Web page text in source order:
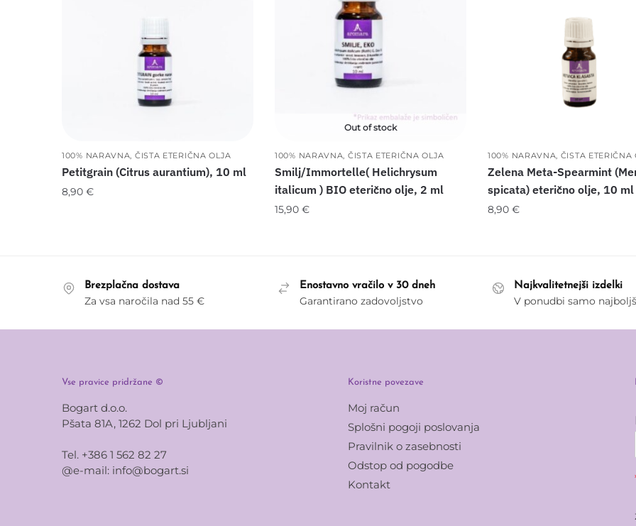
100% NARAVNA, ČISTA ETERIČNA OLJA
Petitgrain (Citrus aurantium), 10 ml
8,90€
Out of stock
100% NARAVNA, ČISTA ETERIČNA OLJA
Smilj/Immortelle( Helichrysum
italicum ) BIO eterično olje, 2 ml
15,90€
100% NARAVNA, ČISTA ETERIČNA
Zelena Meta-Spearmint
spicata) eterično olje, 10 ml
8,90 €
Brezplačna dostava
Za vsa naročila nad 55 €
Enostavno vračilo v 30 dneh
Garantirano zadovoljstvo
Najkvalitetnejši izdelki
V ponudbi samo
Vse pravice pridržane ©
Bogart d.o.o.
Pšata 81A, 1262 Dol pri Ljubljani
Tel. +386 1 562 82 27
@e-mail: info@bogart.si
Koristne povezave
Moj račun
Splošni pogoji poslovanja
Pravilnik o zasebnosti
Odstop od pogodbe
Kontakt